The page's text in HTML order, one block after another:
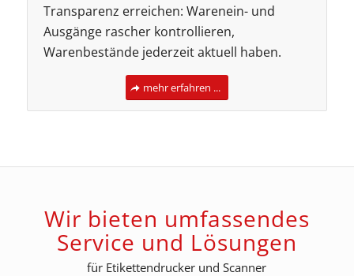
Transparenz erreichen: Warenein- und
Ausgänge rascher kontrollieren,
Warenbestände jederzeit aktuell haben.
mehr erfahren ...
Wir bieten umfassendes
Service und Lösungen
für Etikettendrucker und Scanner